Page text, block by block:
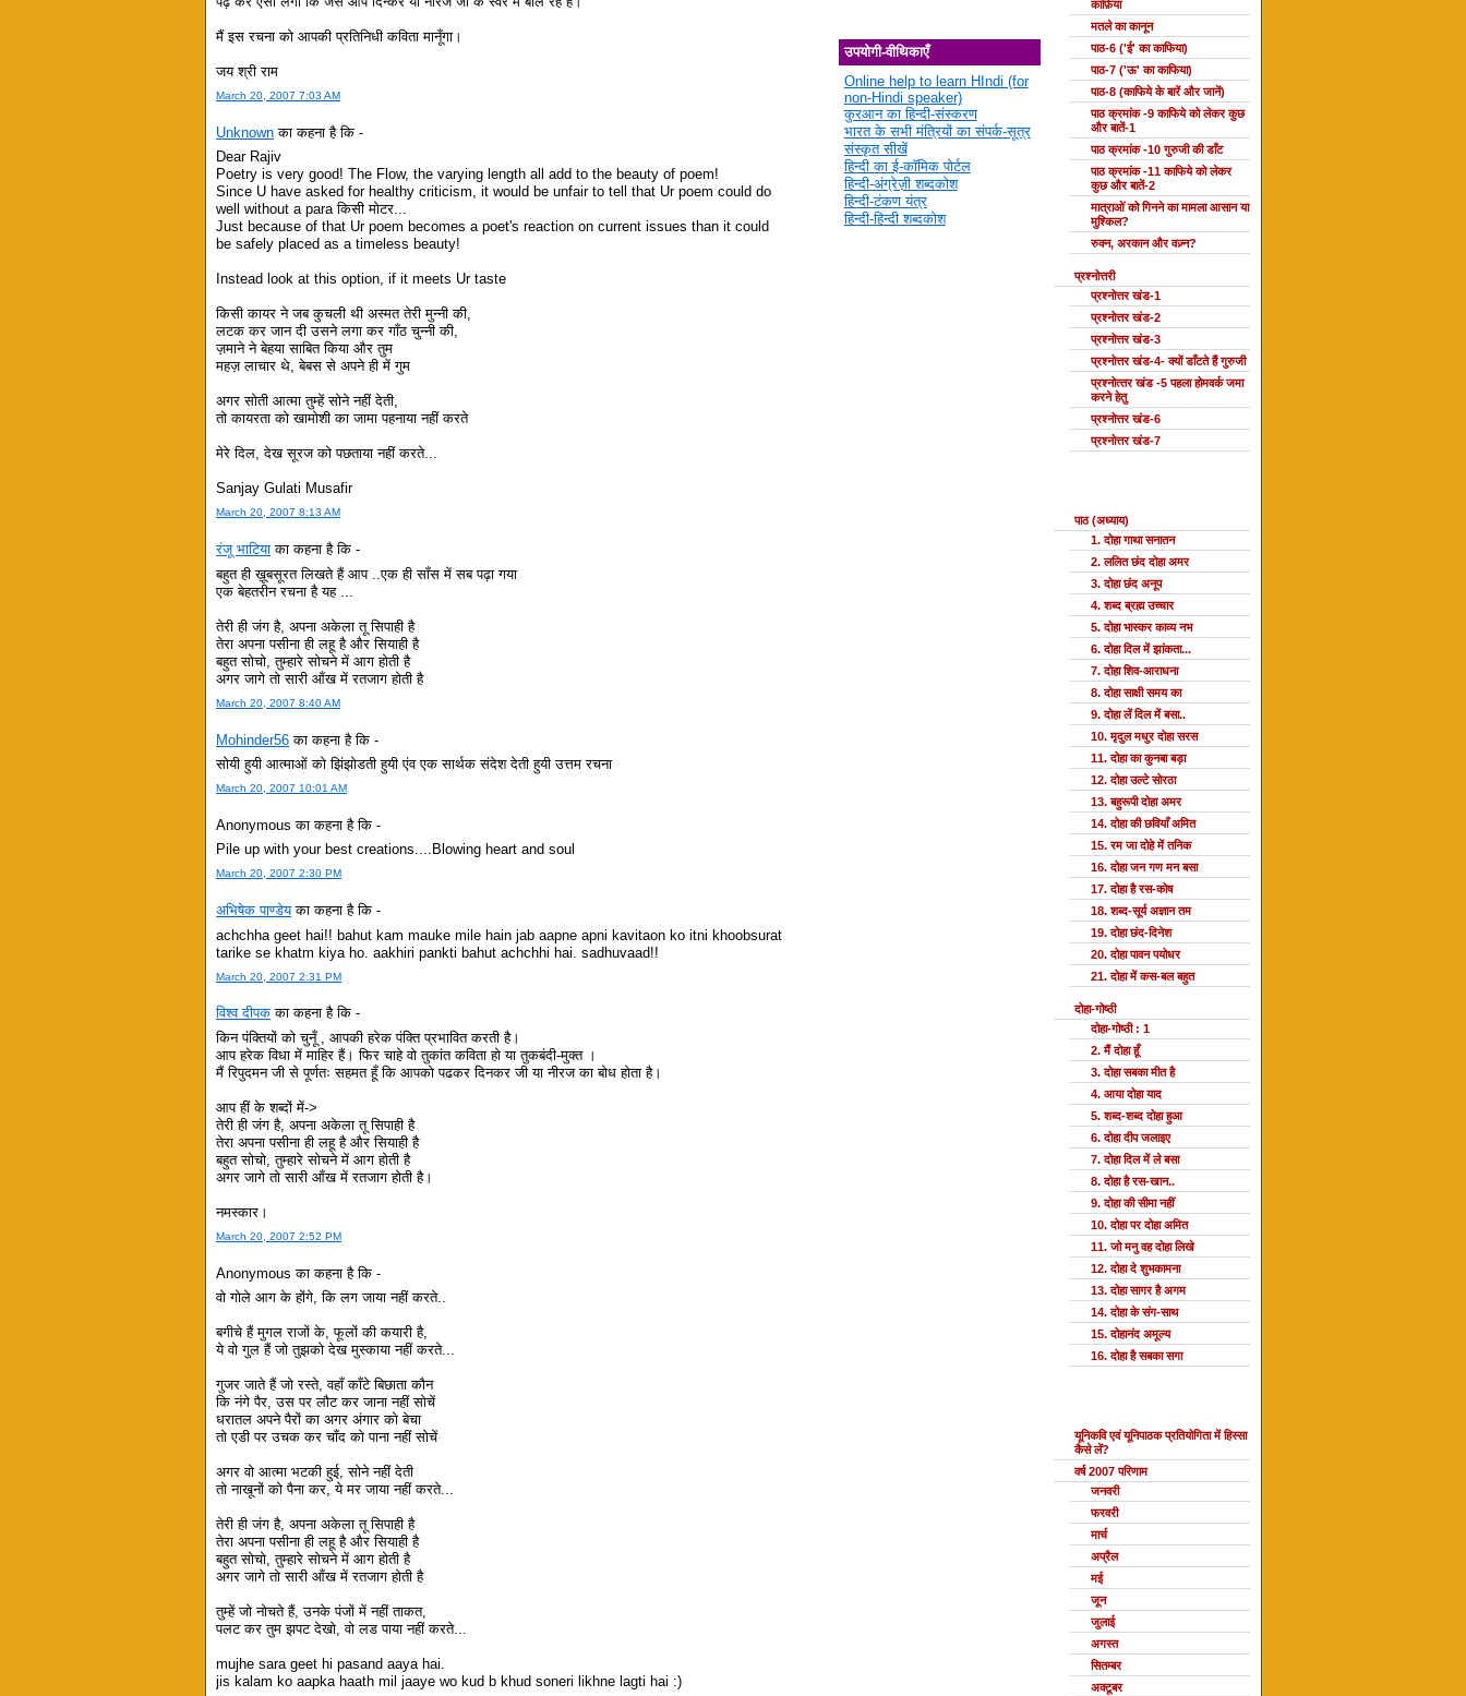
मैं इस रचना को आपकी प्रतिनिधी कविता मानूँगा।
जय श्री राम
March 20, 2007 7:03 AM
Unknown का कहना है कि -
Dear Rajiv
Poetry is very good! The Flow, the varying length all add to the beauty of poem!
Since U have asked for healthy criticism, it would be unfair to tell that Ur poem could do
well without a para किसी मोटर...
Just because of that Ur poem becomes a poet's reaction on current issues than it could
be safely placed as a timeless beauty!
Instead look at this option, if it meets Ur taste
किसी कायर ने जब कुचली थी अस्मत तेरी मुन्नी की,
लटक कर जान दी उसने लगा कर गाँठ चुन्नी की,
ज़माने ने बेहया साबित किया और तुम
महज़ लाचार थे, बेबस से अपने ही में गुम
अगर सोती आत्मा तुम्हें सोने नहीं देती,
तो कायरता को खामोशी का जामा पहनाया नहीं करते
मेरे दिल, देख सूरज को पछताया नहीं करते...
Sanjay Gulati Musafir
March 20, 2007 8:13 AM
रंजू भाटिया का कहना है कि -
बहुत ही ख़ूबसूरत लिखते हैं आप ..एक ही साँस में सब पढ़ा गया
एक बेहतरीन रचना है यह ...
तेरी ही जंग है, अपना अकेला तू सिपाही है
तेरा अपना पसीना ही लहू है और सियाही है
बहुत सोचो, तुम्हारे सोचने में आग होती है
अगर जागे तो सारी आँख में रतजाग होती है
March 20, 2007 8:40 AM
Mohinder56 का कहना है कि -
सोयी हुयी आत्माओं को झिंझोडती हुयी एंव एक सार्थक संदेश देती हुयी उत्तम रचना
March 20, 2007 10:01 AM
Anonymous का कहना है कि -
Pile up with your best creations....Blowing heart and soul
March 20, 2007 2:30 PM
अभिषेक पाण्डेयका कहना है कि -
achchha geet hai!! bahut kam mauke mile hain jab aapne apni kavitaon ko itni khoobsurat
tarike se khatm kiya ho. aakhiri pankti bahut achchhi hai. sadhuvaad!!
March 20, 2007 2:31 PM
विश्व दीपक का कहना है कि -
किन पंक्तियों को चुनूँ , आपकी हरेक पंक्ति प्रभावित करती है।
आप हरेक विधा में माहिर हैं। फिर चाहे वो तुकांत कविता हो या तुकबंदी-मुक्त ।
मैं रिपुदमन जी से पूर्णतः सहमत हूँ कि आपको पढकर दिनकर जी या नीरज का बोध होता है।
आप हीं के शब्दों में->
तेरी ही जंग है, अपना अकेला तू सिपाही है
तेरा अपना पसीना ही लहू है और सियाही है
बहुत सोचो, तुम्हारे सोचने में आग होती है
अगर जागे तो सारी आँख में रतजाग होती है।
नमस्कार।
March 20, 2007 2:52 PM
Anonymous का कहना है कि -
वो गोले आग के होंगे, कि लग जाया नहीं करते..
बगीचे हैं मुगल राजों के, फूलों की कयारी है,
ये वो गुल हैं जो तुझको देख मुस्काया नहीं करते...
गुजर जाते हैं जो रस्ते, वहाँ काँटे बिछाता कौन
कि नंगे पैर, उस पर लौट कर जाना नहीं सोचें
धरातल अपने पैरों का अगर अंगार को बेचा
तो एडी पर उचक कर चाँद को पाना नहीं सोचें
अगर वो आत्मा भटकी हुई, सोने नहीं देती
तो नाखूनों को पैना कर, ये मर जाया नहीं करते...
तेरी ही जंग है, अपना अकेला तू सिपाही है
तेरा अपना पसीना ही लहू है और सियाही है
बहुत सोचो, तुम्हारे सोचने में आग होती है
अगर जागे तो सारी आँख में रतजाग होती है
तुम्हें जो नोचते हैं, उनके पंजों में नहीं ताकत,
पलट कर तुम झपट देखो, वो लड पाया नहीं करते...
mujhe sara geet hi pasand aaya hai.
jis kalam ko aapka haath mil jaaye wo kud b khud soneri likhne lagti hai :)
उपयोगी-वीथिकाएँ
Online help to learn HIndi (for
non-Hindi speaker)
कुरआन का हिन्दी-संस्करण
भारत के सभी मंत्रियों का संपर्क-सूत्र
संस्कृत सीखें
हिन्दी का ई-कॉमिक पोर्टल
हिन्दी-अंग्रेज़ी शब्दकोश
हिन्दी-टंकण यंत्र
हिन्दी-हिन्दी शब्दकोश
काफ़िया
मतले का कानून
पाठ-6 ('ई' का काफिया)
पाठ-7 ('ऊ' का काफिया)
पाठ-8 (काफिये के बारें और जानें)
पाठ क्रमांक -9 काफिये को लेकर कुछ
और बातें-1
पाठ क्रमांक -10 गुरुजी की डाँट
पाठ क्रमांक -11 काफिये को लेकर
कुछ और बातें-2
मात्राओं को गिनने का मामला आसान या
मुश्किल?
रुक्न, अरकान और वज़्न?
प्रश्नोत्तरी
प्रश्नोत्तर खंड-1
प्रश्नोत्तर खंड-2
प्रश्नोत्तर खंड-3
प्रश्नोत्तर खंड-4- क्यों डाँटते हैं गुरुजी
प्रश्‍नोत्‍तर खंड -5 पहला होमवर्क जमा
करने हेतु
प्रश्नोत्तर खंड-6
प्रश्नोत्तर खंड-7
पाठ (अध्याय)
1. दोहा गाथा सनातन
2. ललित छंद दोहा अमर
3. दोहा छंद अनूप
4. शब्द ब्रह्म उच्चार
5. दोहा भास्कर काव्य नभ
6. दोहा दिल में झांकता...
7. दोहा शिव-आराधना
8. दोहा साक्षी समय का
9. दोहा लें दिल में बसा..
10. मृदुल मधुर दोहा सरस
11. दोहा का कुनबा बड़ा
12. दोहा उल्टे सोरठा
13. बहुरूपी दोहा अमर
14. दोहा की छवियाँ अमित
15. रम जा दोहे में तनिक
16. दोहा जन गण मन बसा
17. दोहा है रस-कोष
18. शब्द-सूर्य अज्ञान तम
19. दोहा छंद-दिनेश
20. दोहा पावन पयोधर
21. दोहा में कस-बल बहुत
दोहा-गोष्ठी
दोहा-गोष्ठी : 1
2. मैं दोहा हूँ
3. दोहा सबका मीत है
4. आया दोहा याद
5. शब्द-शब्द दोहा हुआ
6. दोहा दीप जलाइए
7. दोहा दिल में ले बसा
8. दोहा है रस-खान..
9. दोहा की सीमा नहीं
10. दोहा पर दोहा अमित
11. जो मनु वह दोहा लिखे
12. दोहा दे शुभकामना
13. दोहा सागर है अगम
14. दोहा के संग-साथ
15. दोहानंद अमूल्य
16. दोहा है सबका सगा
यूनिकवि एवं यूनिपाठक प्रतियोगिता में हिस्सा
कैसे लें?
वर्ष 2007 परिणाम
जनवरी
फरवरी
मार्च
अप्रैल
मई
जून
जुलाई
अगस्त
सितम्बर
अक्टूबर